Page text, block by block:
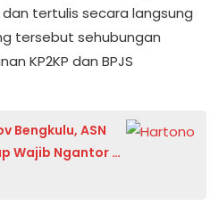
tertulis secara langsung
tersebut sehubungan
KP2KP dan BPJS
Bengkulu, ASN
Wajib Ngantor 5